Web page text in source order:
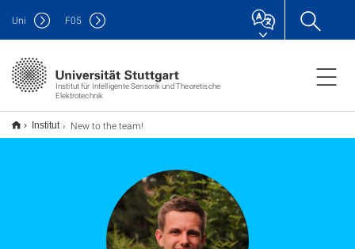
Institut für Intelligente Sensorik und Theoretische
Elektrotechnik
Uni F05
Institut New to the team!